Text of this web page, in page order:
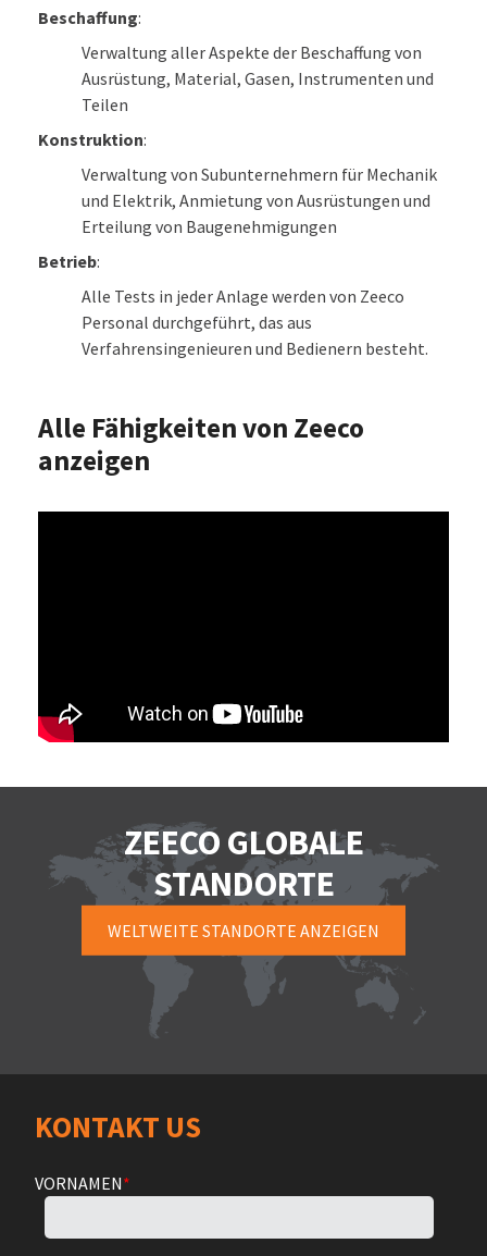
Beschaffung:
Verwaltung aller Aspekte der Beschaffung von
Ausrüstung, Material, Gasen, Instrumenten und
Teilen
Konstruktion:
Verwaltung von Subunternehmern für Mechanik
und Elektrik, Anmietung von Ausrüstungen und
Erteilung von Baugenehmigungen
Betrieb:
Alle Tests in jeder Anlage werden von Zeeco
Personal durchgeführt, das aus
Verfahrensingenieuren und Bedienern besteht.
Alle Fähigkeiten von Zeeco
anzeigen
ZEECO GLOBALE
STANDORTE
WELTWEITE STANDORTE ANZEIGEN
KONTAKT US
VORNAMEN*